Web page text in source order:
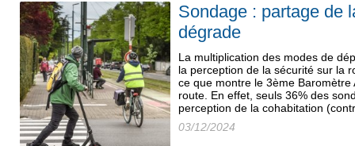
Sondage : partage de
dégrade
La multiplication des modes de
la perception de la sécurité sur la
ce que montre le 3ème
route. En effet, seuls 36% des
perception de la cohabitation
03/12/2024